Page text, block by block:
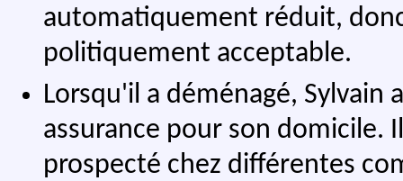
automatiquement réduit,
politiquement acceptable.
Lorsqu'il a déménagé, Sylvain
assurance pour son domicile.
prospecté chez différentes